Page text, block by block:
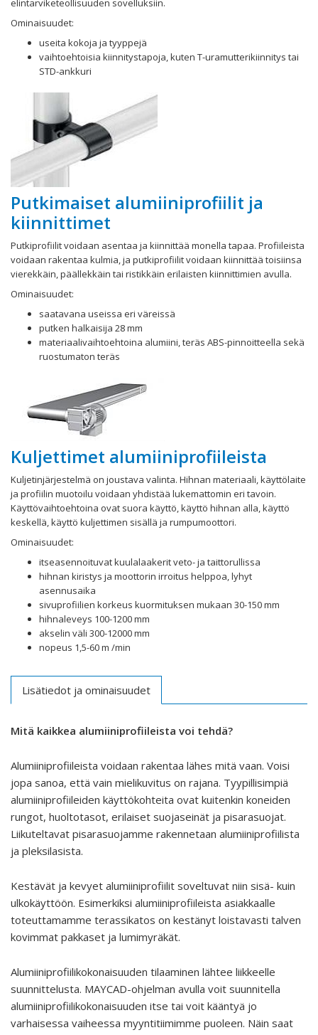
elintarviketeollisuuden sovelluksiin.
Ominaisuudet:
useita kokoja ja tyyppejä
vaihtoehtoisia kiinnitystapoja, kuten T-uramutterikiinnitys tai
STD-ankkuri
Putkimaiset alumiiniprofiilit ja
kiinnittimet
Putkiprofiilit voidaan asentaa ja kiinnittää monella tapaa. Profiileista
voidaan rakentaa kulmia, ja putkiprofiilit voidaan kiinnittää toisiinsa
vierekkäin, päällekkäin tai ristikkäin erilaisten kiinnittimien avulla.
Ominaisuudet:
saatavana useissa eri väreissä
putken halkaisija 28 mm
materiaalivaihtoehtoina alumiini, teräs ABS-pinnoitteella sekä
ruostumaton teräs
Kuljettimet alumiiniprofiileista
Kuljetinjärjestelmä on joustava valinta. Hihnan materiaali, käyttölaite
ja profiilin muotoilu voidaan yhdistää lukemattomin eri tavoin.
Käyttövaihtoehtoina ovat suora käyttö, käyttö hihnan alla, käyttö
keskellä, käyttö kuljettimen sisällä ja rumpumoottori.
Ominaisuudet:
itseasennoituvat kuulalaakerit veto- ja taittorullissa
hihnan kiristys ja moottorin irroitus helppoa, lyhyt
asennusaika
sivuprofiilien korkeus kuormituksen mukaan 30-150 mm
hihnaleveys 100-1200 mm
akselin väli 300-12000 mm
nopeus 1,5-60 m /min
Lisätiedot ja ominaisuudet
Mitä kaikkea alumiiniprofiileista voi tehdä?
Alumiiniprofiileista voidaan rakentaa lähes mitä vaan. Voisi
jopa sanoa, että vain mielikuvitus on rajana. Tyypillisimpiä
alumiiniprofiileiden käyttökohteita ovat kuitenkin koneiden
rungot, huoltotasot, erilaiset suojaseinät ja pisarasuojat.
Liikuteltavat pisarasuojamme rakennetaan alumiiniprofiilista
ja pleksilasista.
Kestävät ja kevyet alumiiniprofiilit soveltuvat niin sisä- kuin
ulkokäyttöön. Esimerkiksi alumiiniprofiileista asiakkaalle
toteuttamamme terassikatos on kestänyt loistavasti talven
kovimmat pakkaset ja lumimyräkät.
Alumiiniprofiilikokonaisuuden tilaaminen lähtee liikkeelle
suunnittelusta. MAYCAD-ohjelman avulla voit suunnitella
alumiiniprofiilikokonaisuuden itse tai voit kääntyä jo
varhaisessa vaiheessa myyntitiimimme puoleen. Näin saat